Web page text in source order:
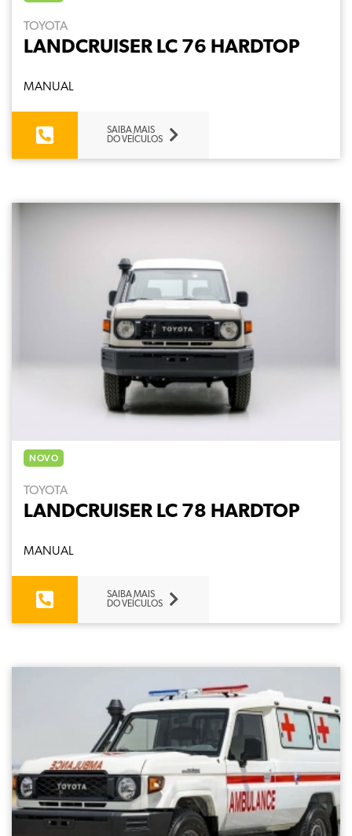
TOYOTA
LANDCRUISER LC 76 HARDTOP
MANUAL
SAIBA MAIS
DO VEÍCULOS
NOVO
TOYOTA
LANDCRUISER LC 78 HARDTOP
MANUAL
SAIBA MAIS
DO VEÍCULOS